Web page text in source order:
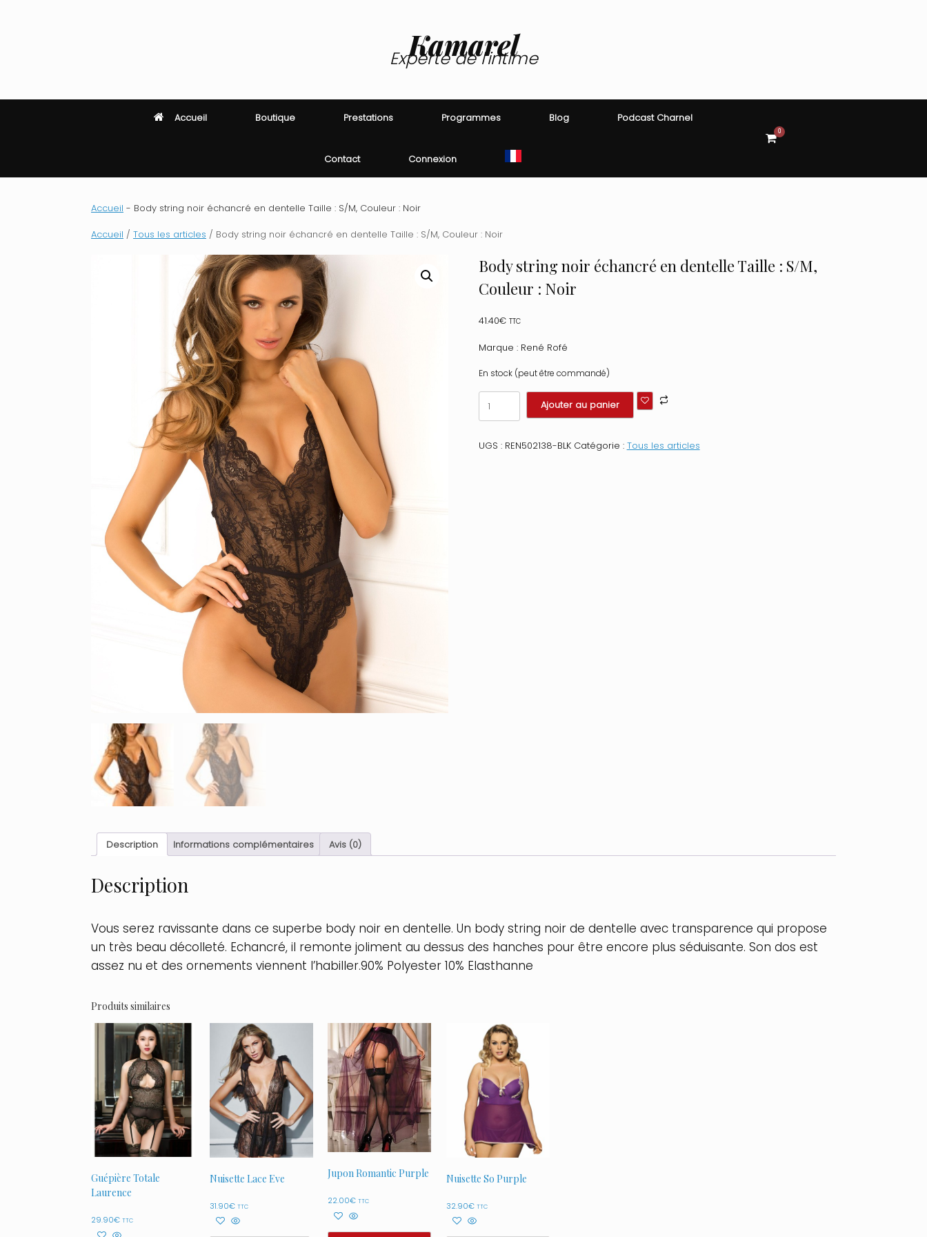
Kamarel
Experte de l'intime
Accueil Boutique Prestations Programmes Blog Podcast Charnel
Contact Connexion
View
shopping
0
Accueil - Body string noir échancré en dentelle Taille : S/M, Couleur : Noir
Accueil / Tous les articles / Body string noir échancré en dentelle Taille : S/M, Couleur : Noir
Body string noir échancré en dentelle Taille : S/M,
Couleur : Noir
41.40€ TTC
Marque : René Rofé
En stock (peut être commandé)
quantité
de
Body
noir
Ajouter au panier
UGS : REN502138-BLK Catégorie : Tous les articles
Description Informations complémentaires Avis (0)
Description
Vous serez ravissante dans ce superbe body noir en dentelle. Un body string noir de dentelle avec transparence qui propose
un très beau décolleté. Echancré, il remonte joliment au dessus des hanches pour être encore plus séduisante. Son dos est
assez nu et des ornements viennent l’habiller.90% Polyester 10% Elasthanne
Produits similaires
Guépière Totale
Laurence
29.90€ TTC
Nuisette Lace Eve
31.90€ TTC
Jupon Romantic Purple
22.00€ TTC
Nuisette So Purple
32.90€ TTC